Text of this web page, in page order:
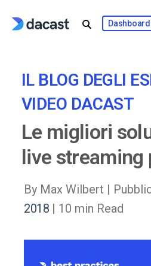
Dashboard
IL BLOG DEGLI
VIDEO DACAST
Le migliori
live streaming
By Max Wilbert |
2018 | 10 min Read